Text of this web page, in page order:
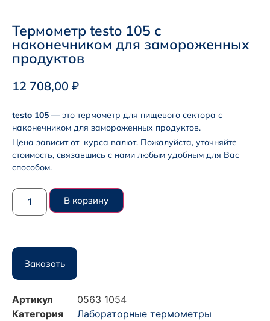
Термометр testo 105 с
наконечником для замороженных
продуктов
12 708,00 ₽
testo 105 — это термометр для пищевого сектора с
наконечником для замороженных продуктов.
Цена зависит от курса валют. Пожалуйста, уточняйте
стоимость, связавшись с нами любым удобным для Вас
способом.
В корзину
Заказать
Артикул
0563 1054
Категория
Лабораторные термометры